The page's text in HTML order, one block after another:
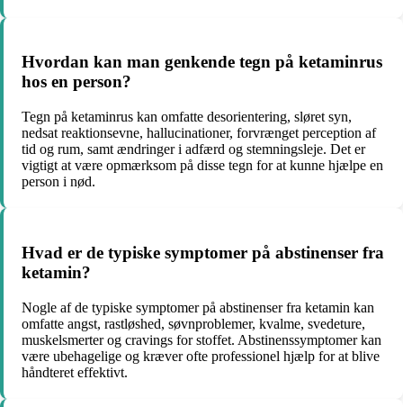
Hvordan kan man genkende tegn på ketaminrus
hos en person?
Tegn på ketaminrus kan omfatte desorientering, sløret syn,
nedsat reaktionsevne, hallucinationer, forvrænget perception af
tid og rum, samt ændringer i adfærd og stemningsleje. Det er
vigtigt at være opmærksom på disse tegn for at kunne hjælpe en
person i nød.
Hvad er de typiske symptomer på abstinenser fra
ketamin?
Nogle af de typiske symptomer på abstinenser fra ketamin kan
omfatte angst, rastløshed, søvnproblemer, kvalme, svedeture,
muskelsmerter og cravings for stoffet. Abstinenssymptomer kan
være ubehagelige og kræver ofte professionel hjælp for at blive
håndteret effektivt.